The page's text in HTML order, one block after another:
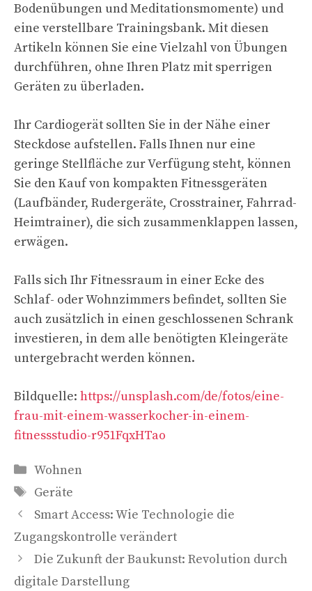
Bodenübungen und Meditationsmomente) und
eine verstellbare Trainingsbank. Mit diesen
Artikeln können Sie eine Vielzahl von Übungen
durchführen, ohne Ihren Platz mit sperrigen
Geräten zu überladen.
Ihr Cardiogerät sollten Sie in der Nähe einer
Steckdose aufstellen. Falls Ihnen nur eine
geringe Stellfläche zur Verfügung steht, können
Sie den Kauf von kompakten Fitnessgeräten
(Laufbänder, Rudergeräte, Crosstrainer, Fahrrad-
Heimtrainer), die sich zusammenklappen lassen,
erwägen.
Falls sich Ihr Fitnessraum in einer Ecke des
Schlaf- oder Wohnzimmers befindet, sollten Sie
auch zusätzlich in einen geschlossenen Schrank
investieren, in dem alle benötigten Kleingeräte
untergebracht werden können.
Bildquelle: https://unsplash.com/de/fotos/eine-
frau-mit-einem-wasserkocher-in-einem-
fitnessstudio-r951FqxHTao
Kategorien
Wohnen
Schlagwörter
Geräte
Smart Access: Wie Technologie die
Zugangskontrolle verändert
Die Zukunft der Baukunst: Revolution durch
digitale Darstellung